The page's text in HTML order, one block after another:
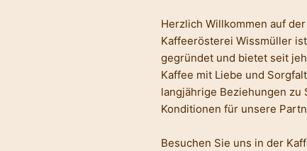
Herzlich Willkommen auf
Kaffeerösterei Wissmüller
gegründet und bietet seit
Kaffee mit Liebe und
langjährige Beziehungen
Konditionen für unsere
Besuchen Sie uns in der